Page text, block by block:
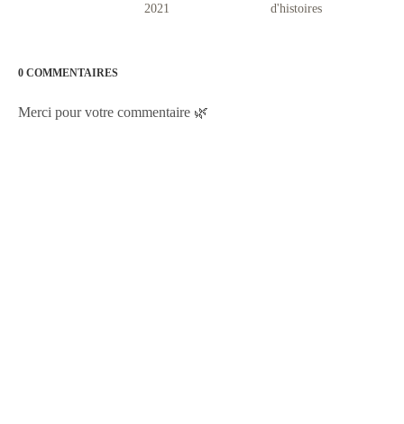
2021
d'histoires
0 COMMENTAIRES
Merci pour votre commentaire 🌿